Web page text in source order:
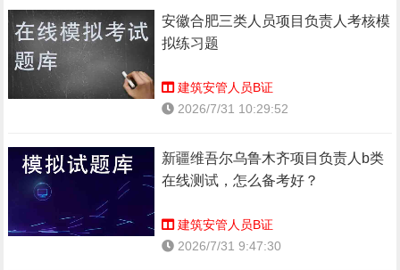
安徽合肥三类人员项目负责人考核模
拟练习题
建筑安管人员B证
2026/7/31 10:29:52
新疆维吾尔乌鲁木齐项目负责人b类
在线测试，怎么备考好？
建筑安管人员B证
2026/7/31 9:47:30